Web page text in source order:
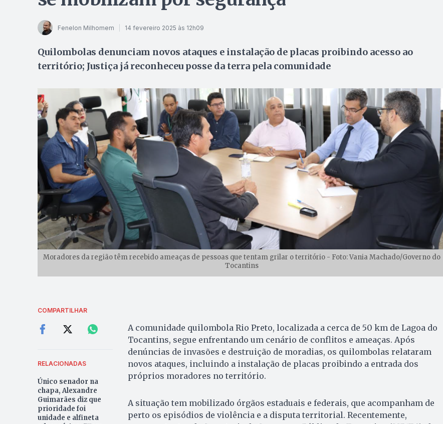
Fenelon Milhomem 14 fevereiro 2025 às 12h09
Quilombolas denunciam novos ataques e instalação de placas proibindo acesso ao
território; Justiça já reconheceu posse da terra pela comunidade
Moradores da região têm recebido ameaças de pessoas que tentam grilar o território - Foto: Vania Machado/Governo do
Tocantins
COMPARTILHAR
RELACIONADAS
Único senador na
chapa, Alexandre
Guimarães diz que
prioridade foi
unidade e alfineta
A comunidade quilombola Rio Preto, localizada a cerca de 50 km de Lagoa do
Tocantins, segue enfrentando um cenário de conflitos e ameaças. Após
denúncias de invasões e destruição de moradias, os quilombolas relataram
novos ataques, incluindo a instalação de placas proibindo a entrada dos
próprios moradores no território.
A situação tem mobilizado órgãos estaduais e federais, que acompanham de
perto os episódios de violência e a disputa territorial. Recentemente,